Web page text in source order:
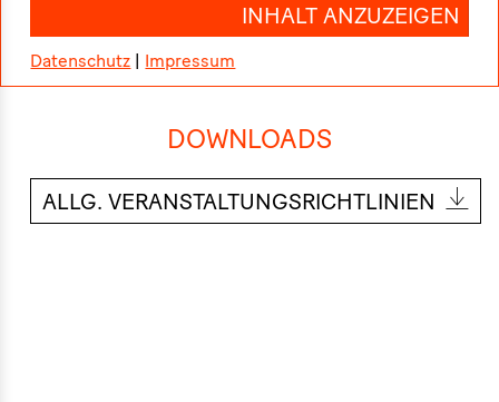
INHALT ANZUZEIGEN
Datenschutz | Impressum
DOWNLOADS
ALLG. VERANSTALTUNGSRICHTLINIEN